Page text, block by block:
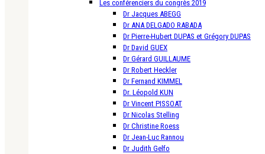
Les conférenciers du congrès 2019
Dr Jacques ABEGG
Dr ANA DELGADO RABADA
Dr Pierre-Hubert DUPAS et Grégory DUPAS
Dr David GUEX
Dr Gérard GUILLAUME
Dr Robert Heckler
Dr Fernand KIMMEL
Dr. Léopold KUN
Dr Vincent PISSOAT
Dr Nicolas Stelling
Dr Christine Roess
Dr Jean-Luc Rannou
Dr Judith Gelfo